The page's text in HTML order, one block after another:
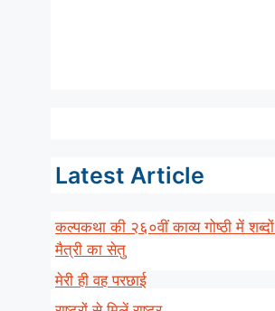
Latest Article
कल्पकथा की २६०वीं काव्य गोष्ठी में
मैत्री का सेतु
मेरी ही वह परछाई